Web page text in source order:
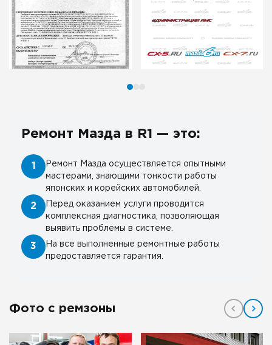
Ремонт Мазда в R1 — это:
1
Ремонт Мазда осуществляется опытными
мастерами, знающими тонкости работы
японских и корейских автомобилей.
2
Перед оказанием услуги проводится
комплексная диагностика, позволяющая
выявить проблемы в системе.
3
На все выполненные ремонтные работы
предоставляется гарантия.
Фото с ремзоны